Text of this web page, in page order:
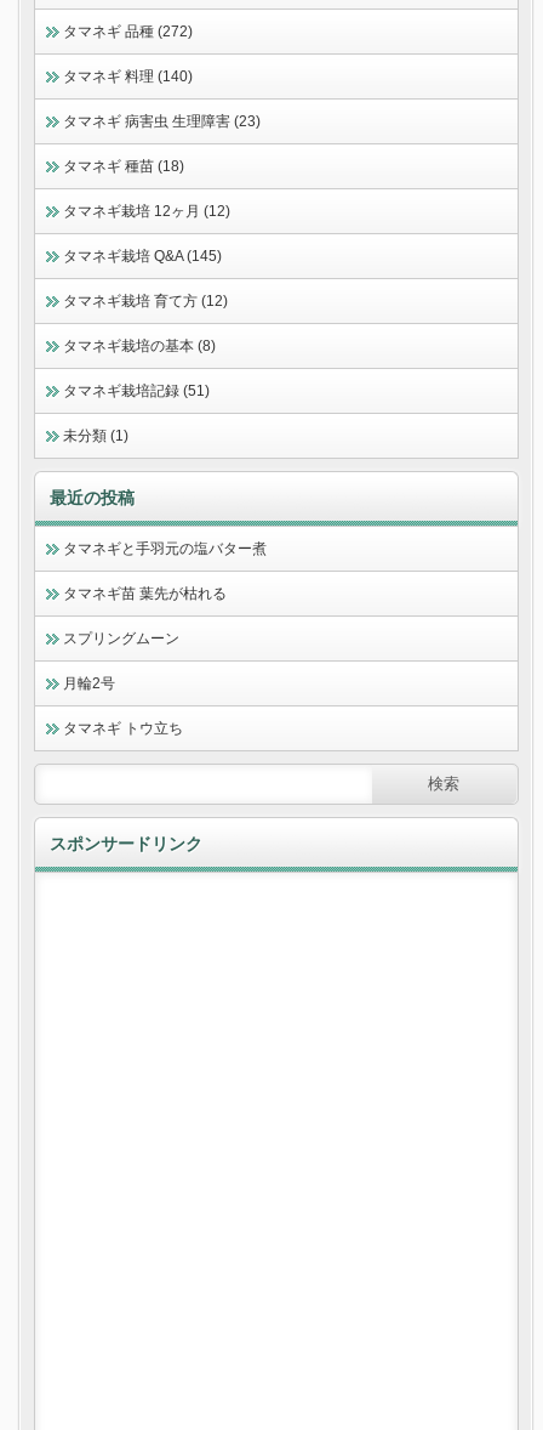
タマネギ 品種 (272)
タマネギ 料理 (140)
タマネギ 病害虫 生理障害 (23)
タマネギ 種苗 (18)
タマネギ栽培 12ヶ月 (12)
タマネギ栽培 Q&A (145)
タマネギ栽培 育て方 (12)
タマネギ栽培の基本 (8)
タマネギ栽培記録 (51)
未分類 (1)
最近の投稿
タマネギと手羽元の塩バター煮
タマネギ苗 葉先が枯れる
スプリングムーン
月輪2号
タマネギ トウ立ち
スポンサードリンク